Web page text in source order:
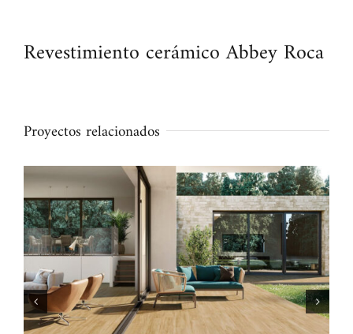
Revestimiento cerámico Abbey Roca
Proyectos relacionados